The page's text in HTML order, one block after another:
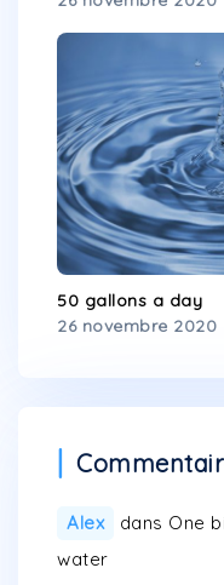
50 gallons a day
26 novembre 2020
Alex dans One
water